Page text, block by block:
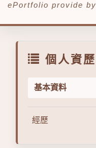
ePortfolio provide by
個人資歷
基本資料
經歷